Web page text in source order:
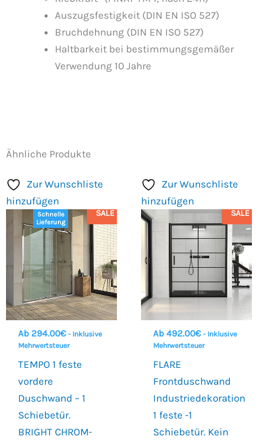
Auszugsfestigkeit (DIN EN ISO 527)
Bruchdehnung (DIN EN ISO 527)
Haltbarkeit bei bestimmungsgemäßer
Verwendung 10 Jahre
Ähnliche Produkte
Zur Wunschliste
hinzufügen
Schnelle
Lieferung
SALE
Ab 294.00€ - Inklusive
Mehrwertsteuer
TEMPO 1 feste
vordere
Duschwand – 1
Schiebetür.
BRIGHT CHROM-
Zur Wunschliste
hinzufügen
SALE
Ab 492.00€ - Inklusive
Mehrwertsteuer
FLARE
Frontduschwand
Industriedekoration
1 feste -1
Schiebetür. Kein